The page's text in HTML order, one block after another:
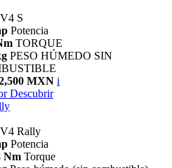
S
Potencia
TORQUE
PESO HÚMEDO SIN
MXN i
Descubrir
Rally
Potencia
Nm Torque